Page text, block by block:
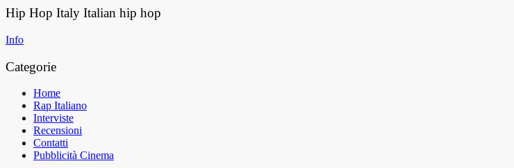
Hip Hop Italy Italian hip hop
Info
Categorie
Home
Rap Italiano
Interviste
Recensioni
Contatti
Pubblicità Cinema